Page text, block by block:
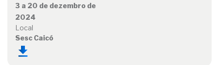
3 a 20 de dezembro de
2024
Local
Sesc Caicó